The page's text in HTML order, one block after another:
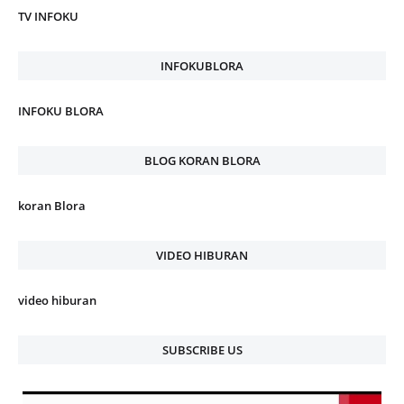
TV INFOKU
INFOKUBLORA
INFOKU BLORA
BLOG KORAN BLORA
koran Blora
VIDEO HIBURAN
video hiburan
SUBSCRIBE US